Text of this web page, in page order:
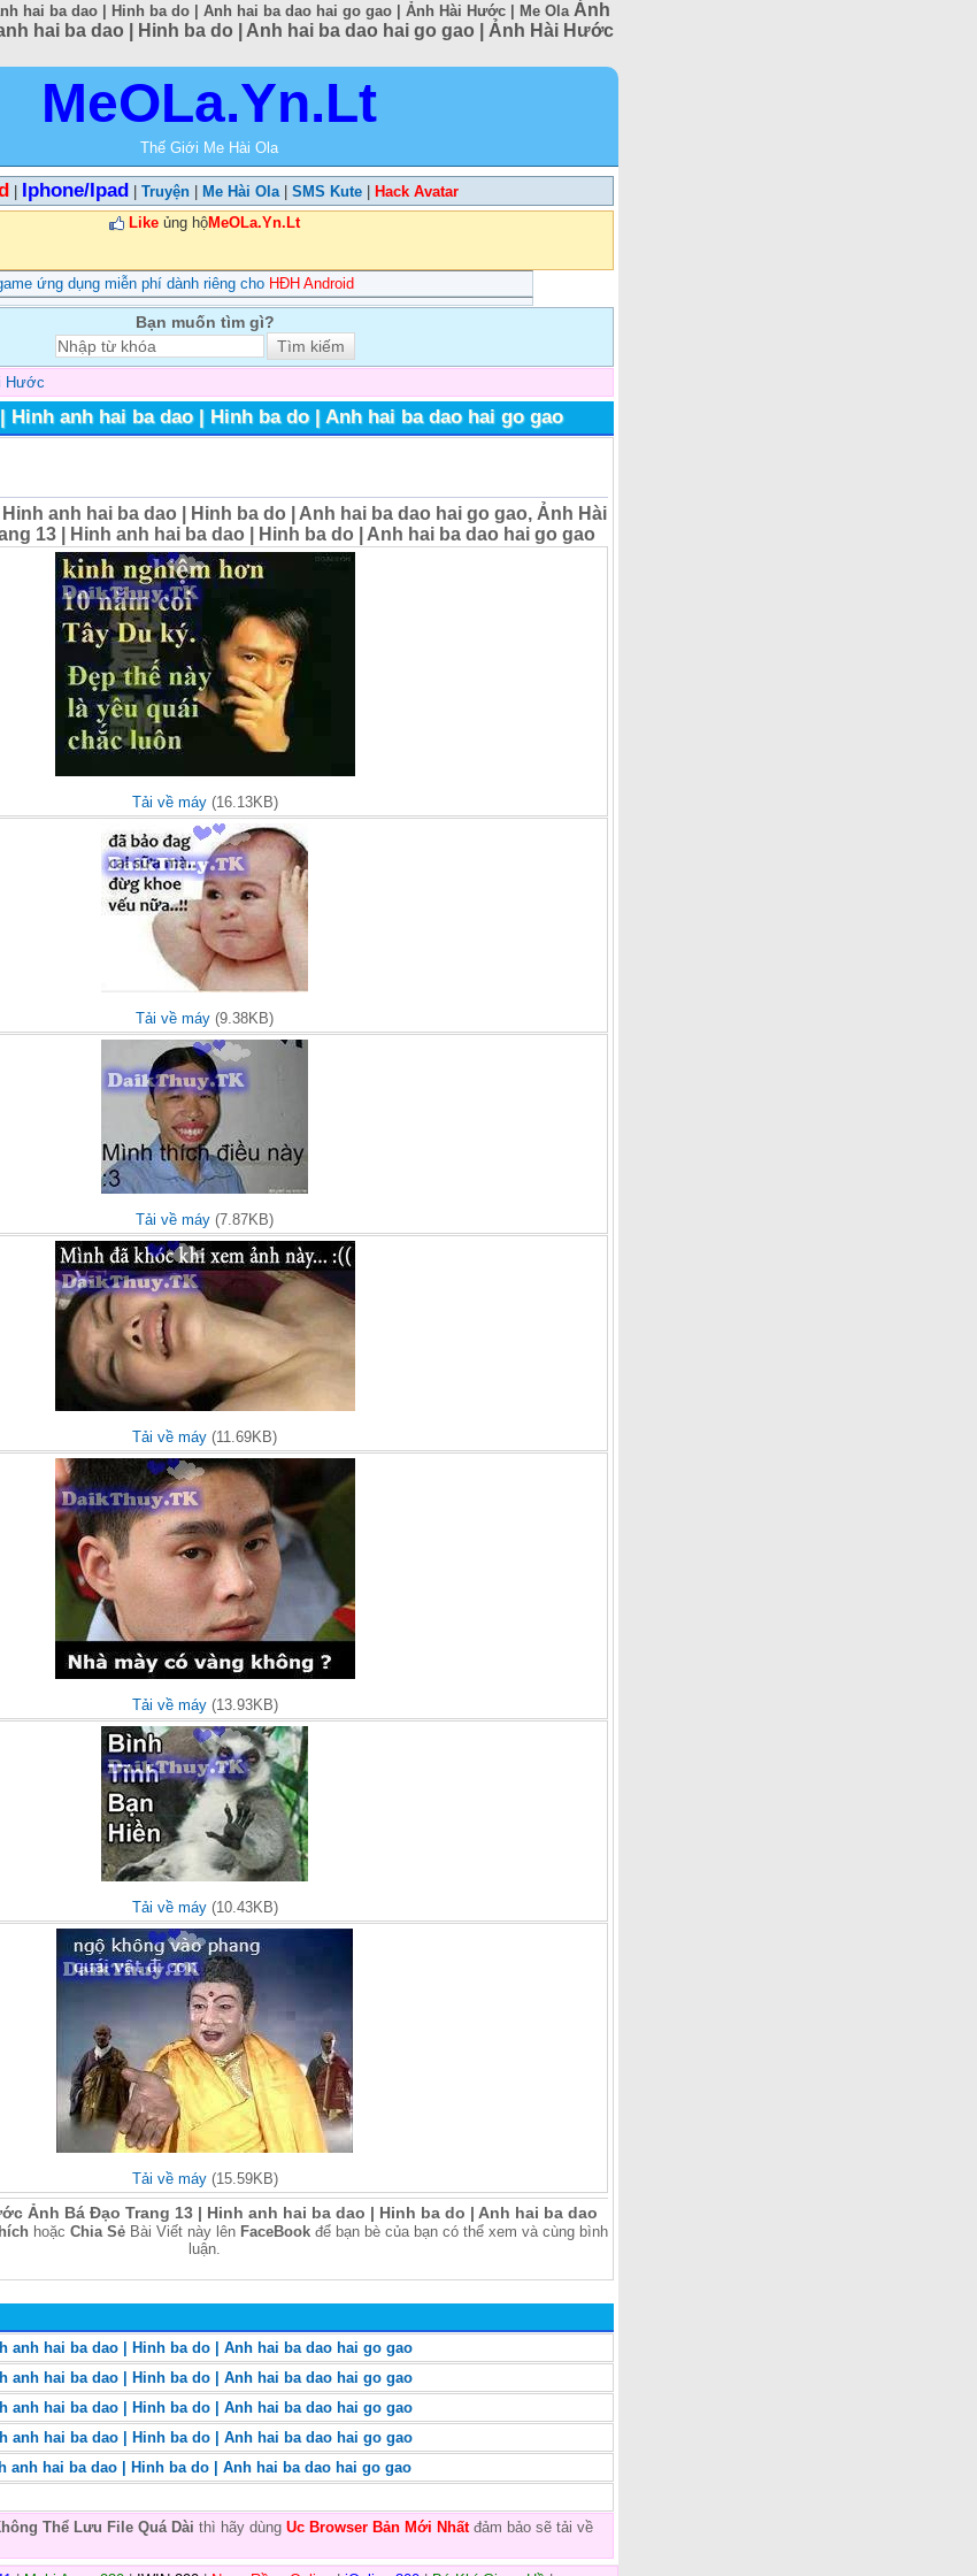
hai ba dao | Hinh ba do | Anh hai ba dao hai go gao | Ảnh Hài Hước | Me Ola Ảnh
hai ba dao | Hinh ba do | Anh hai ba dao hai go gao | Ảnh Hài Hước
MeOLa.Yn.Lt
Thế Giới Me Hài Ola
Iphone/Ipad Truyện Me Hài Ola| SMS Kute
Hack Avatar
Like ủng hộMeOLa.Yn.Lt
ứng dụng miễn phí dành riêng cho HĐH Android
Bạn muốn tìm gì?
Hước
Hinh anh hai ba dao | Hinh ba do | Anh hai ba dao hai go gao
anh hai ba dao | Hinh ba do | Anh hai ba dao hai go gao, Ảnh Hài
13 | Hinh anh hai ba dao | Hinh ba do | Anh hai ba dao hai go gao
Tải về máy(16.13KB)
Tải về máy (9.38KB)
Tải về máy (7.87KB)
Tải về máy (11.69KB)
Tải về máy(13.93KB)
Tải về máy(10.43KB)
Tải về máy(15.59KB)
Ảnh Bá Đạo Trang 13 | Hinh anh hai ba dao | Hinh ba do | Anh hai ba dao
hoặc Chia SẻBài Viết này lên FaceBookđể bạn bè của bạn có thể xem và cùng bình
luận.
anh hai ba dao | Hinh ba do | Anh hai ba dao hai go gao
anh hai ba dao | Hinh ba do | Anh hai ba dao hai go gao
anh hai ba dao | Hinh ba do | Anh hai ba dao hai go gao
anh hai ba dao | Hinh ba do | Anh hai ba dao hai go gao
anh hai ba dao | Hinh ba do | Anh hai ba dao hai go gao
Thể Lưu File Quá Dài thì hãy dùng Uc Browser Bản Mới Nhấtđảm bảo sẽ tải về